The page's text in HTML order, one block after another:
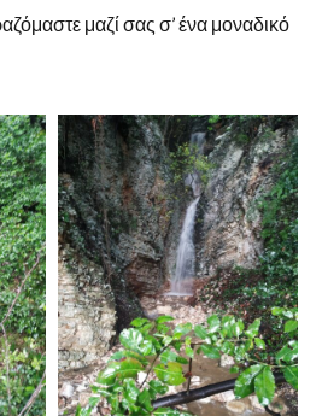
μαζί σας σ’ ένα μοναδικό